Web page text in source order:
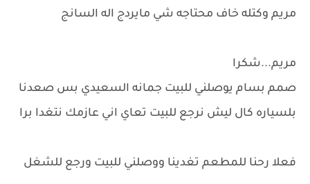
مريم وكتله خاف محتاجه شي مايردج اله السانج
مريم...شكرا
صمم بسام يوصلني للبيت جمانه السعيدي بس صعدنا
بلسياره كال ليش نرجع للبيت تعاي اني عازمك نتغدا برا
فعلا رحنا للمطعم تغدينا ووصلني للبيت ورجع للشغل